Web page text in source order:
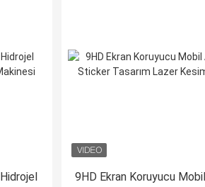
9HD Ekran Koruyucu